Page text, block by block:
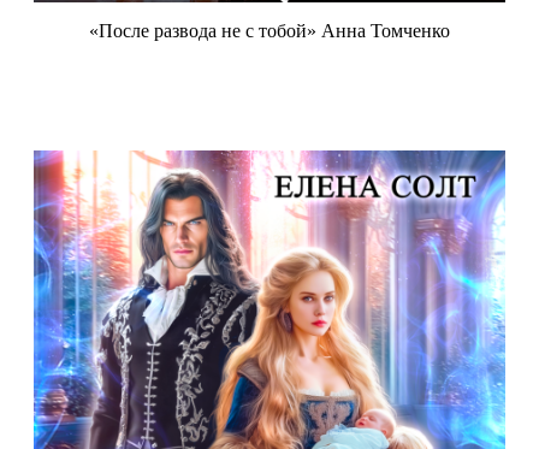
«После развода не с тобой» Анна Томченко